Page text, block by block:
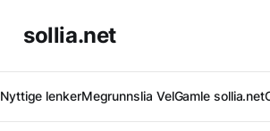
sollia.net
Nyttige lenkerMegrunnslia VelGamle sollia.net